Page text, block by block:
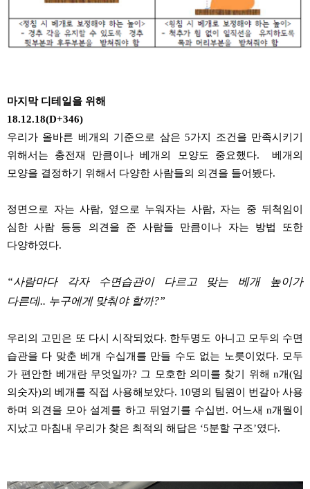
마지막 디테일을 위해
18.12.18(D+346)
우리가 올바른 베개의 기준으로 삼은5가지 조건을 만족시키기
위해서는
충전재 만큼이나 베개의 모양도 중요했다.베개의
모양을 결정하기 위해서 다양한 사람들의 의견을 들어봤다.
정면으로 자는 사람, 옆으로 누워자는 사람, 자는 중 뒤척임이
심한 사람 등등 의견을 준 사람들 만큼이나 자는 방법 또한
다양하였다.
“사람마다 각자 수면습관이 다르고 맞는 베개 높이가
다른데.. 누구에게 맞춰야 할까?”
우리의 고민은 또 다시 시작되었다. 한두명도 아니고 모두의 수면
습관을 다 맞춘 베개 수십개를 만들 수도 없는 노릇이었다. 모두
가 편안한 베개란무엇일까? 그 모호한 의미를 찾기 위해n개(임
의숫자)의 베개를 직접 사용해보았다. 10명의 팀원이 번갈아 사용
하며 의견을 모아 설계를 하고 뒤엎기를 수십번 . 어느새 n개월이
지났고 마침내 우리가 찾은 최적의 해답은 ‘5분할 구조’였다.